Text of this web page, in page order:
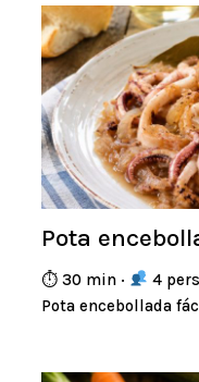
Pota
⏱ 30 min · 4
Pota encebollada